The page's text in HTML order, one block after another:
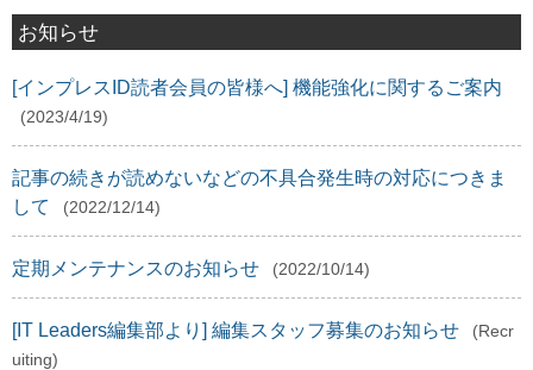
お知らせ
[インプレスID読者会員の皆様へ] 機能強化に関するご案内
(2023/4/19)
記事の続きが読めないなどの不具合発生時の対応につきま
して
(2022/12/14)
定期メンテナンスのお知らせ (2022/10/14)
[IT Leaders編集部より] 編集スタッフ募集のお知らせ
(Recr
uiting)